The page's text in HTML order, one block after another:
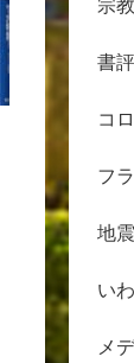
宗
書評
コ
フ
地
い
メ